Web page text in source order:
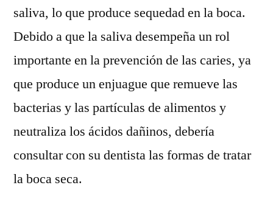
saliva, lo que produce sequedad en la boca.
Debido a que la saliva desempeña un rol
importante en la prevención de las caries, ya
que produce un enjuague que remueve las
bacterias y las partículas de alimentos y
neutraliza los ácidos dañinos, debería
consultar con su dentista las formas de tratar
la boca seca.